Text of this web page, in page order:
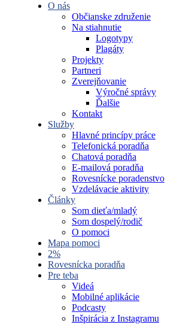
O nás
Občianske združenie
Na stiahnutie
Logotypy
Plagáty
Projekty
Partneri
Zverejňovanie
Výročné správy
Ďalšie
Kontakt
Služby
Hlavné princípy práce
Telefonická poradňa
Chatová poradňa
E-mailová poradňa
Rovesnícke poradenstvo
Vzdelávacie aktivity
Články
Som dieťa/mladý
Som dospelý/rodič
O pomoci
Mapa pomoci
2%
Rovesnícka poradňa
Pre teba
Videá
Mobilné aplikácie
Podcasty
Inšpirácia z Instagramu